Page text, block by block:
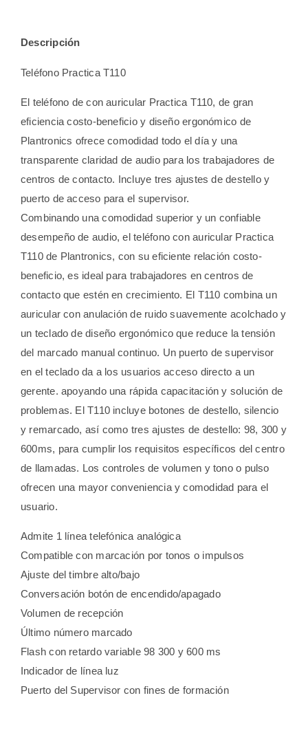
Descripción
Teléfono Practica T110
El teléfono de con auricular Practica T110, de gran
eficiencia costo-beneficio y diseño ergonómico de
Plantronics ofrece comodidad todo el día y una
transparente claridad de audio para los trabajadores de
centros de contacto. Incluye tres ajustes de destello y
puerto de acceso para el supervisor.
Combinando una comodidad superior y un confiable
desempeño de audio, el teléfono con auricular Practica
T110 de Plantronics, con su eficiente relación costo-
beneficio, es ideal para trabajadores en centros de
contacto que estén en crecimiento. El T110 combina un
auricular con anulación de ruido suavemente acolchado y
un teclado de diseño ergonómico que reduce la tensión
del marcado manual continuo. Un puerto de supervisor
en el teclado da a los usuarios acceso directo a un
gerente. apoyando una rápida capacitación y solución de
problemas. El T110 incluye botones de destello, silencio
y remarcado, así como tres ajustes de destello: 98, 300 y
600ms, para cumplir los requisitos específicos del centro
de llamadas. Los controles de volumen y tono o pulso
ofrecen una mayor conveniencia y comodidad para el
usuario.
Admite 1 línea telefónica analógica
Compatible con marcación por tonos o impulsos
Ajuste del timbre alto/bajo
Conversación botón de encendido/apagado
Volumen de recepción
Último número marcado
Flash con retardo variable 98 300 y 600 ms
Indicador de línea luz
Puerto del Supervisor con fines de formación